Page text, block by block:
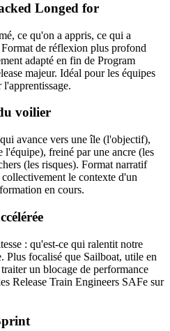
Longed for
ce qu'on a appris, ce qui a
de réflexion plus profond
adapté en fin de Program
majeur. Idéal pour les équipes
voilier
avance vers une île (l'objectif),
l'équipe), freiné par une ancre (les
(les risques). Format narratif
le contexte d'un
en cours.
: qu'est-ce qui ralentit notre
Plus focalisé que Sailboat, utile en
un blocage de performance
Release Train Engineers SAFe sur